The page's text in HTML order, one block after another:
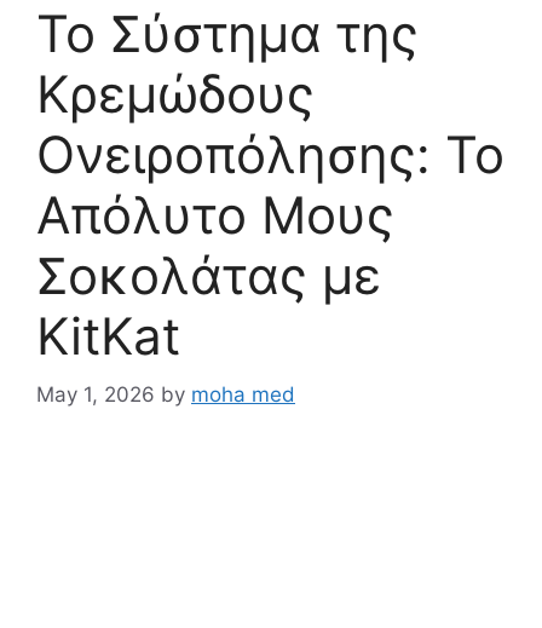
Το Σύστημα της
Κρεμώδους
Ονειροπόλησης: Το
Απόλυτο Μους
Σοκολάτας με
KitKat
May 1, 2026 by moha med